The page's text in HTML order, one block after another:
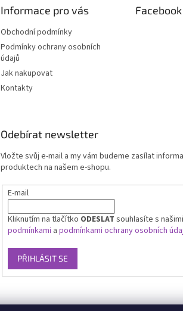
Informace pro vás
Obchodní podmínky
Podmínky ochrany osobních
údajů
Jak nakupovat
Kontakty
Facebook
Odebírat newsletter
Vložte svůj e-mail a my vám budeme zasílat
produktech na našem e-shopu.
E-mail
Kliknutím na tlačítko ODESLAT souhlasíte s našimi
podmínkami a podmínkami ochrany osobních
PŘIHLÁSIT SE